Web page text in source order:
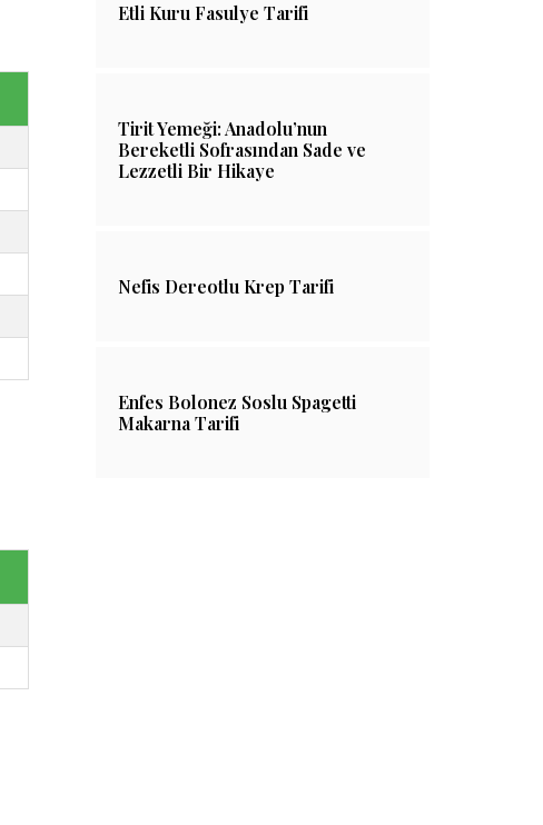
Etli Kuru Fasulye Tarifi
Tirit Yemeği: Anadolu’nun
Bereketli Sofrasından Sade ve
Lezzetli Bir Hikaye
Nefis Dereotlu Krep Tarifi
Enfes Bolonez Soslu Spagetti
Makarna Tarifi